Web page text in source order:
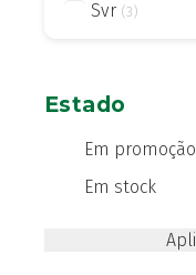
Svr (3)
Estado
Em promoção
Em stock